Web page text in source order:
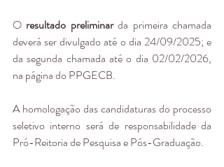
O resultado preliminar da primeira chamada
deverá ser divulgado até o dia 24/09/2025; e
da segunda chamada até o dia 02/02/2026,
na página do PPGECB.
A homologação das candidaturas do processo
seletivo interno será de responsabilidade da
Pró-Reitoria de Pesquisa e Pós-Graduação.